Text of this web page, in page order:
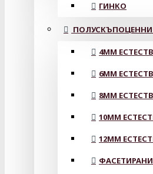
ГИНКО
4MM
6MM
8MM
10MM
12MM